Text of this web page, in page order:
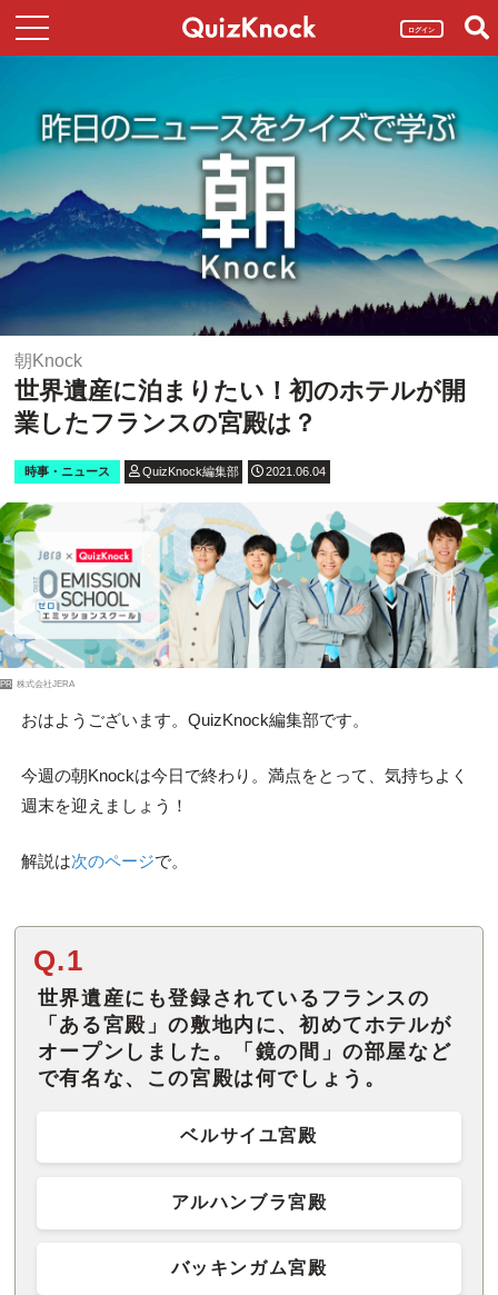
ログイン
朝Knock
世界遺産に泊まりたい！初のホテルが開
業したフランスの宮殿は？
時事・ニュース QuizKnock編集部 2021.06.04
PR 株式会社JERA
おはようございます。QuizKnock編集部です。
今週の朝Knockは今日で終わり。満点をとって、気持ちよく
週末を迎えましょう！
解説は次のページで。
Q.1
世界遺産にも登録されているフランスの
「ある宮殿」の敷地内に、初めてホテルが
オープンしました。「鏡の間」の部屋など
で有名な、この宮殿は何でしょう。
ベルサイユ宮殿
アルハンブラ宮殿
バッキンガム宮殿